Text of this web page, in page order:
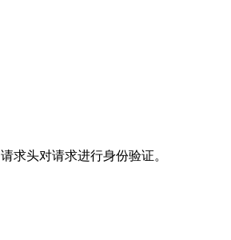
请求头对请求进行身份验证。